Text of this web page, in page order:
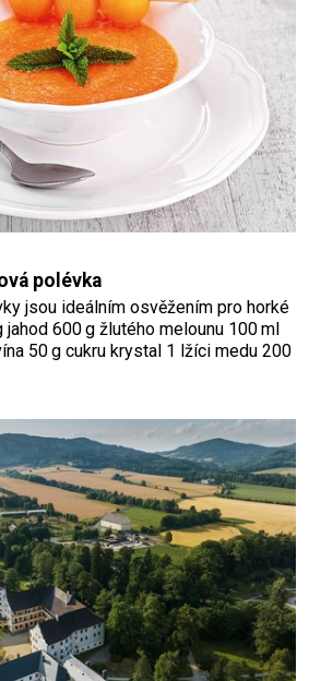
polévka
jsou ideálním osvěžením pro horké
50 g cukru krystal 1 lžíci medu 200